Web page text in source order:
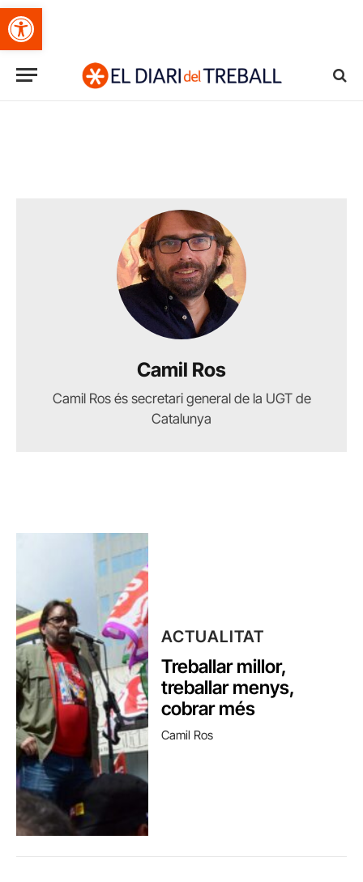
Obre la barra d'eines
Camil Ros
Camil Ros és secretari general de la UGT de
Catalunya
ACTUALITAT
Treballar millor,
treballar menys,
cobrar més
Camil Ros